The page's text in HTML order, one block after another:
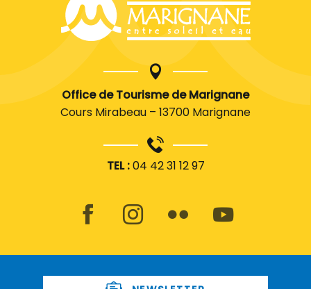
Office de Tourisme de Marignane
Cours Mirabeau – 13700 Marignane
TEL :04 42 31 12 97